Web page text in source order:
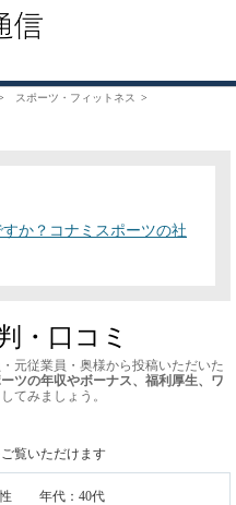
スポーツ・フィットネス
か？コナミスポーツの社
・口コミ
元従業員・奥様から投稿いただいた
ツの年収やボーナス、福利厚生、ワ
てみましょう。
覧いただけます
年代：40代